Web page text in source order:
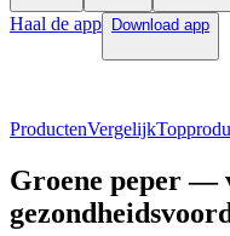
Haal de app Download app
ProductenVergelijk
Groene peper —